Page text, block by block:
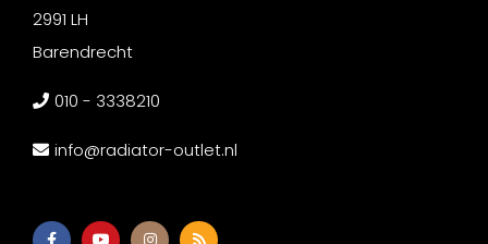
2991 LH
Barendrecht
010 - 3338210
info@radiator-outlet.nl